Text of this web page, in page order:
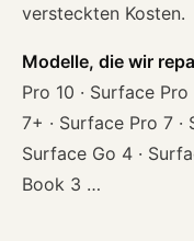
versteckten Kosten.
Modelle, die wir
Pro 10 · Surface
7+ · Surface Pro 7 ·
Surface Go 4 ·
Book 3 …